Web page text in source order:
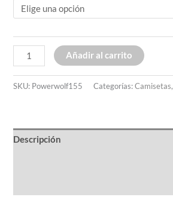
Añadir al carrito
SKU: Powerwolf155 Categorías:Camisetas,
Descripción